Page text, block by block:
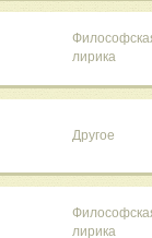
лирика
Другое
лирика